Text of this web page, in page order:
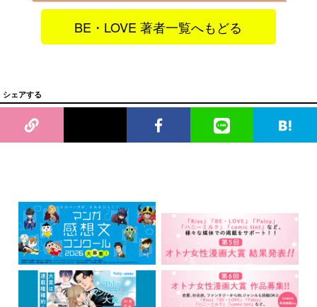
BE・LOVE 著者一覧へもどる
シェアする